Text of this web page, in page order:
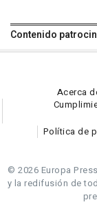
Contenido
Acerca
Política de
© 2026 Europa
y la redifusión de